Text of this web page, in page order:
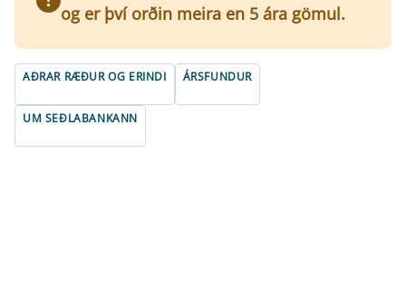
og er því orðin meira en 5 ára gömul.
AÐRAR RÆÐUR OG ERINDI ÁRSFUNDUR
UM SEÐLABANKANN